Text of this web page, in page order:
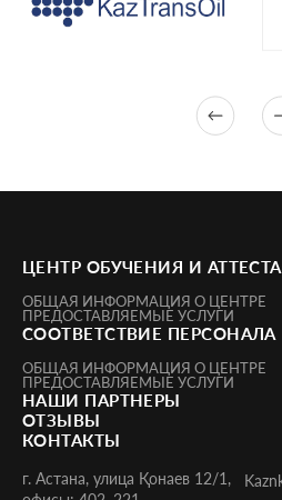
ЦЕНТР ОБУЧЕНИЯ И
ОБЩАЯ ИНФОРМАЦИЯ О ЦЕНТРЕ
ПРЕДОСТАВЛЯЕМЫЕ УСЛУГИ
СООТВЕТСТВИЕ ПЕРСОНАЛА
ОБЩАЯ ИНФОРМАЦИЯ О ЦЕНТРЕ
ПРЕДОСТАВЛЯЕМЫЕ УСЛУГИ
НАШИ ПАРТНЕРЫ
ОТЗЫВЫ
КОНТАКТЫ
г. Астана, улица Қонаев 12/1,